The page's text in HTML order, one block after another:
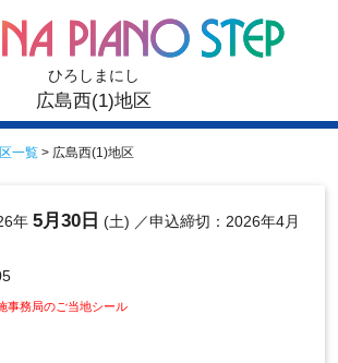
ひろしまにし
広島西(1)地区
一覧 > 広島西(1)地区
年 5月30日 (土) ／申込締切：2026年4月
事務局のご当地シール